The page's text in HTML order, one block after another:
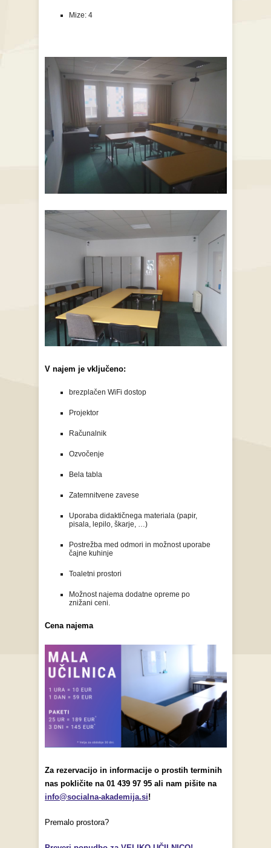
Mize: 4
V najem je vključeno:
brezplačen WiFi dostop
Projektor
Računalnik
Ozvočenje
Bela tabla
Zatemnitvene zavese
Uporaba didaktičnega materiala (papir,
pisala, lepilo, škarje, …)
Postrežba med odmori in možnost uporabe
čajne kuhinje
Toaletni prostori
Možnost najema dodatne opreme po
znižani ceni.
Cena najema
Za rezervacijo in informacije o prostih terminih
nas pokličite na 01 439 97 95 ali nam pišite na
info@socialna-akademija.si!
Premalo prostora?